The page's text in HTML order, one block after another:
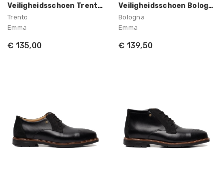
Veiligheidsschoen Trento S3 Heren Emma
Trento
Emma
€ 135,00
Veiligheidsschoen Bologna S3 Heren Emma
Bologna
Emma
€ 139,50